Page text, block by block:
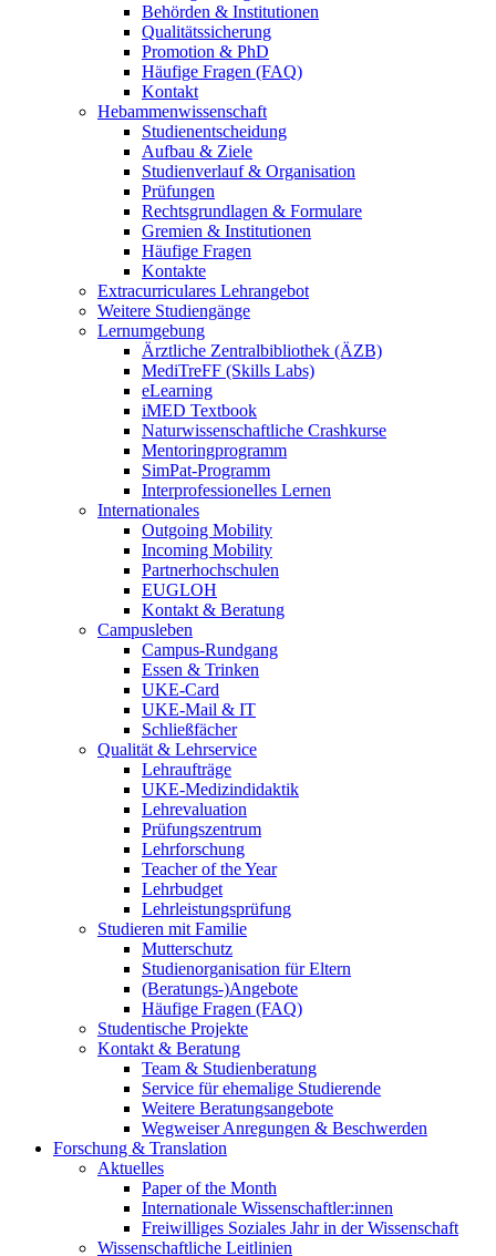
Behörden & Institutionen
Qualitätssicherung
Promotion & PhD
Häufige Fragen (FAQ)
Kontakt
Hebammenwissenschaft
Studienentscheidung
Aufbau & Ziele
Studienverlauf & Organisation
Prüfungen
Rechtsgrundlagen & Formulare
Gremien & Institutionen
Häufige Fragen
Kontakte
Extracurriculares Lehrangebot
Weitere Studiengänge
Lernumgebung
Ärztliche Zentralbibliothek (ÄZB)
MediTreFF (Skills Labs)
eLearning
iMED Textbook
Naturwissenschaftliche Crashkurse
Mentoringprogramm
SimPat-Programm
Interprofessionelles Lernen
Internationales
Outgoing Mobility
Incoming Mobility
Partnerhochschulen
EUGLOH
Kontakt & Beratung
Campusleben
Campus-Rundgang
Essen & Trinken
UKE-Card
UKE-Mail & IT
Schließfächer
Qualität & Lehrservice
Lehraufträge
UKE-Medizindidaktik
Lehrevaluation
Prüfungszentrum
Lehrforschung
Teacher of the Year
Lehrbudget
Lehrleistungsprüfung
Studieren mit Familie
Mutterschutz
Studienorganisation für Eltern
(Beratungs-)Angebote
Häufige Fragen (FAQ)
Studentische Projekte
Kontakt & Beratung
Team & Studienberatung
Service für ehemalige Studierende
Weitere Beratungsangebote
Wegweiser Anregungen & Beschwerden
Forschung & Translation
Aktuelles
Paper of the Month
Internationale Wissenschaftler:innen
Freiwilliges Soziales Jahr in der Wissenschaft
Wissenschaftliche Leitlinien